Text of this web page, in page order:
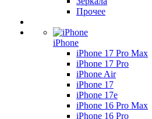
Прочее
iPhone
iPhone 17 Pro Max
iPhone 17 Pro
iPhone Air
iPhone 17
iPhone 17e
iPhone 16 Pro Max
iPhone 16 Pro